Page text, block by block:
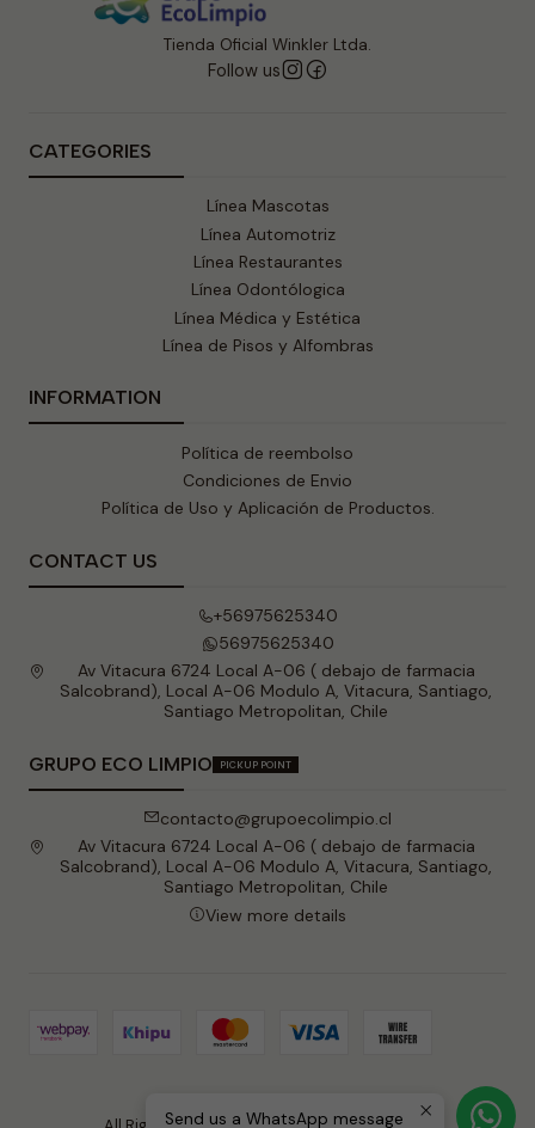
Tienda Oficial Winkler Ltda.
Follow us
CATEGORIES
Línea Mascotas
Línea Automotriz
Línea Restaurantes
Línea Odontólogica
Línea Médica y Estética
Línea de Pisos y Alfombras
INFORMATION
Política de reembolso
Condiciones de Envio
Política de Uso y Aplicación de Productos.
CONTACT US
+56975625340
56975625340
Av Vitacura 6724 Local A-06 ( debajo de farmacia
Salcobrand), Local A-06 Modulo A, Vitacura, Santiago,
Santiago Metropolitan, Chile
GRUPO ECO LIMPIO PICKUP POINT
contacto@grupoecolimpio.cl
Av Vitacura 6724 Local A-06 ( debajo de farmacia
Salcobrand), Local A-06 Modulo A, Vitacura, Santiago,
Santiago Metropolitan, Chile
View more details
Send us a WhatsApp message